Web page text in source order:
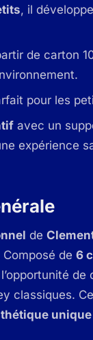
, il
de carton
pour les
avec un
expérience
de
Composé de 6
classiques.
unique